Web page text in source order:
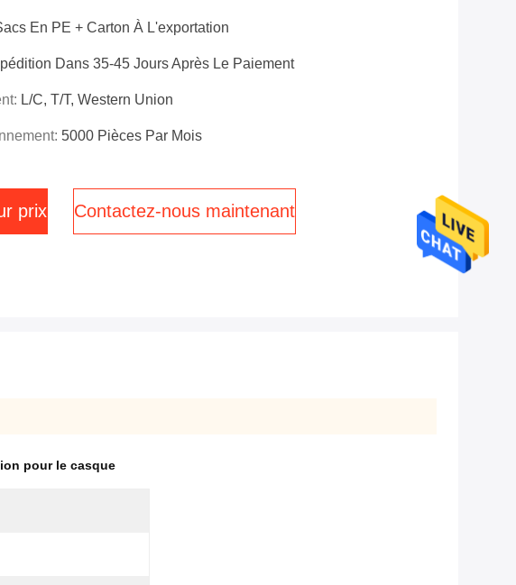
En PE + Carton À L'exportation
Dans 35-45 Jours Après Le Paiement
L/C, T/T, Western Union
5000 Pièces Par Mois
prix Contactez-nous maintenant
pour le casque